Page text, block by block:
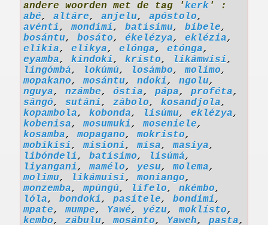
andere woorden met de tag 'kerk ' :
abé, altáre, anjelu, apóstolo,
avénti,mondimi, batísimu, bibele,
bosántu, bosáto, ékelézya, eklézia,
elikia, elikya, elónga, etónga,
eyamba, kindoki, kristo, likámwisi,
lingómbá, lokúmú, losámbo,molimo,
mopakano,mosántu, ndoki, ngolu,
nguya, nzámbe, óstia, pápa, proféta,
sángó, sutáni, zábolo, kosandjola,
kopambola, kobonda, lisúmu, eklézya,
kobenisa,mosumuki,moseniele,
kosamba,mopagano,mokristo,
mobíkisi,misioni,mísa,masiya,
libóndeli, batísimo, lisúmá,
liyangani,mamélo, yesu,molema,
molimu, likámuisi,moniango,
monzemba,mpúngú, lífelo, nkémbo,
lóla, bondoki, pasitele, bondimi,
mpate,mumpe, Yawé, yézu,moklísto,
kembo, zábulu,mosánto, Yaweh, pasta,